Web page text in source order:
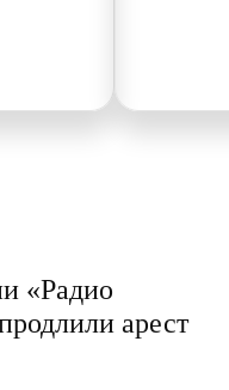
«Радио
арест